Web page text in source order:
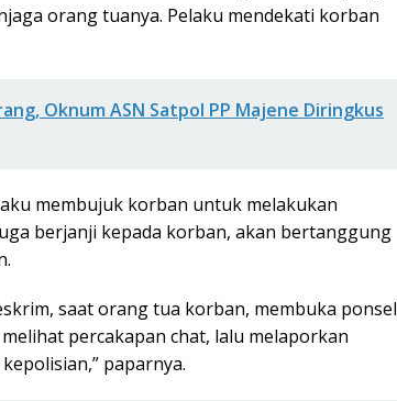
orang tuanya. Pelaku mendekati korban
Oknum ASN Satpol PP Majene Diringkus
membujuk korban untuk melakukan
berjanji kepada korban, akan bertanggung
saat orang tua korban, membuka ponsel
percakapan chat, lalu melaporkan
paparnya.